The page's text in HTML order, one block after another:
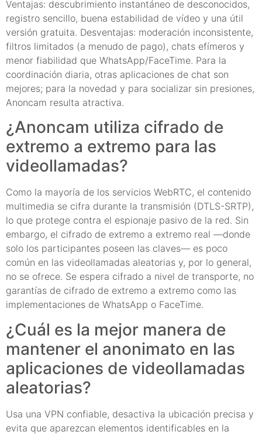
Ventajas: descubrimiento instantáneo de desconocidos,
registro sencillo, buena estabilidad de vídeo y una útil
versión gratuita. Desventajas: moderación inconsistente,
filtros limitados (a menudo de pago), chats efímeros y
menor fiabilidad que WhatsApp/FaceTime. Para la
coordinación diaria, otras aplicaciones de chat son
mejores; para la novedad y para socializar sin presiones,
Anoncam resulta atractiva.
¿Anoncam utiliza cifrado de
extremo a extremo para las
videollamadas?
Como la mayoría de los servicios WebRTC, el contenido
multimedia se cifra durante la transmisión (DTLS-SRTP),
lo que protege contra el espionaje pasivo de la red. Sin
embargo, el cifrado de extremo a extremo real —donde
solo los participantes poseen las claves— es poco
común en las videollamadas aleatorias y, por lo general,
no se ofrece. Se espera cifrado a nivel de transporte, no
garantías de cifrado de extremo a extremo como las
implementaciones de WhatsApp o FaceTime.
¿Cuál es la mejor manera de
mantener el anonimato en las
aplicaciones de videollamadas
aleatorias?
Usa una VPN confiable, desactiva la ubicación precisa y
evita que aparezcan elementos identificables en la